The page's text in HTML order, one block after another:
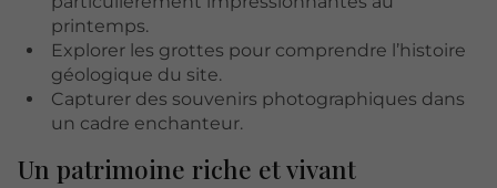
printemps.
Explorer les grottes pour comprendre l’histoire
géologique du site.
Capturer des souvenirs photographiques dans
un cadre enchanteur.
Un patrimoine riche et vivant